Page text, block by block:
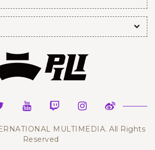
MULTIMEDIA. All Rights
Reserved